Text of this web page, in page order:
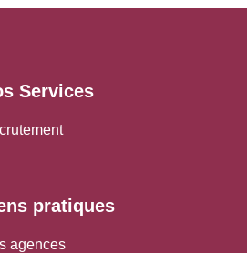
Services
pratiques
agences